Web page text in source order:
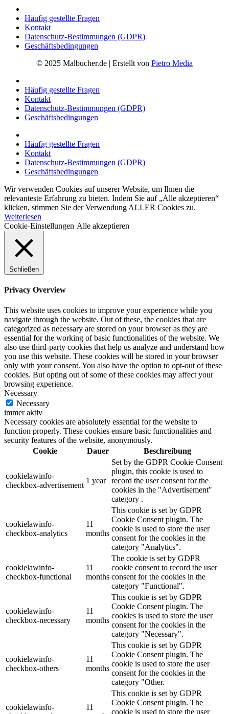
Häufig gestellte Fragen
Kontakt
Datenschutz-Bestimmungen (GDPR)
Geschäftsbedingungen
© 2025 Malbucher.de | Erstellt von Pietro Media
Häufig gestellte Fragen
Kontakt
Datenschutz-Bestimmungen (GDPR)
Geschäftsbedingungen
Häufig gestellte Fragen
Kontakt
Datenschutz-Bestimmungen (GDPR)
Geschäftsbedingungen
Wir verwenden Cookies auf unserer Website, um Ihnen die
relevanteste Erfahrung zu bieten. Indem Sie auf „Alle akzeptieren“
klicken, stimmen Sie der Verwendung ALLER Cookies zu.
Weiterlesen
Cookie-Einstellungen Alle akzeptieren
Schließen
Privacy Overview
This website uses cookies to improve your experience while you
navigate through the website. Out of these, the cookies that are
categorized as necessary are stored on your browser as they are
essential for the working of basic functionalities of the website. We
also use third-party cookies that help us analyze and understand how
you use this website. These cookies will be stored in your browser
only with your consent. You also have the option to opt-out of these
cookies. But opting out of some of these cookies may affect your
browsing experience.
Necessary
Necessary
immer aktiv
Necessary cookies are absolutely essential for the website to
function properly. These cookies ensure basic functionalities and
security features of the website, anonymously.
Cookie
Dauer Beschreibung
cookielawinfo-
checkbox-advertisement
1 year
Set by the GDPR Cookie Consent
plugin, this cookie is used to
record the user consent for the
cookies in the "Advertisement"
category .
cookielawinfo-
checkbox-analytics
11
months
This cookie is set by GDPR
Cookie Consent plugin. The
cookie is used to store the user
consent for the cookies in the
category "Analytics".
cookielawinfo-
checkbox-functional
11
months
The cookie is set by GDPR
cookie consent to record the user
consent for the cookies in the
category "Functional".
cookielawinfo-
checkbox-necessary
11
months
This cookie is set by GDPR
Cookie Consent plugin. The
cookies is used to store the user
consent for the cookies in the
category "Necessary".
cookielawinfo-
checkbox-others
11
months
This cookie is set by GDPR
Cookie Consent plugin. The
cookie is used to store the user
consent for the cookies in the
category "Other.
cookielawinfo-
11
This cookie is set by GDPR
Cookie Consent plugin. The
cookie is used to store the user